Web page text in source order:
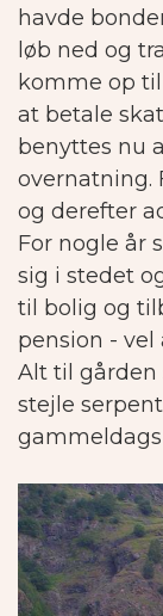
havde
løb ned og
komme op
at betale
benyttes nu
overnatning.
og derefter
For nogle år
sig i stedet
til bolig og
pension -
Alt til gården
stejle